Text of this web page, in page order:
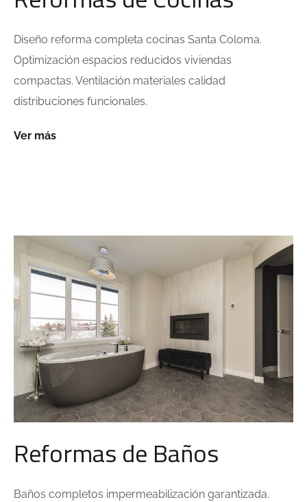
Diseño reforma completa cocinas Santa Coloma.
Optimización espacios reducidos viviendas
compactas. Ventilación materiales calidad
distribuciones funcionales.
Ver más
Reformas de Baños
Baños completos impermeabilización garantizada.